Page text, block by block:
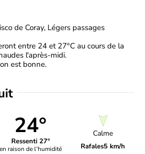
de Coray, Légers passages
entre 24 et 27°C au cours de la
l'après-midi.
est bonne.
24°
Ressenti 27°
en raison de l'humidité
Calme
Rafales5 km/h